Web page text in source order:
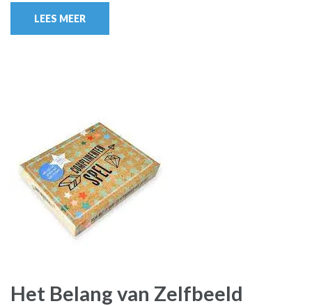
LEES MEER
Het Belang van Zelfbeeld